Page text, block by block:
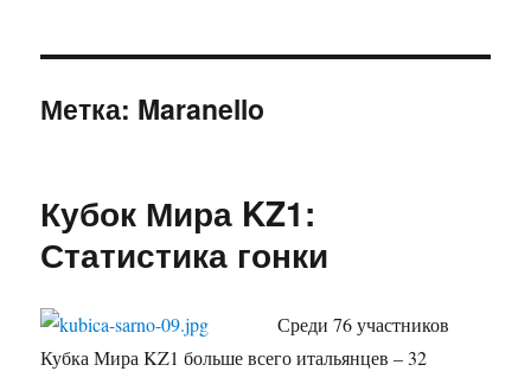
Метка: Maranello
Кубок Мира KZ1:
Статистика гонки
Среди 76 участников
Кубка Мира KZ1 больше всего итальянцев – 32